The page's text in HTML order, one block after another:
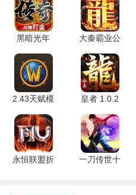
完成任务
主支线任务：
游戏中的主线和
径。玩家跟随剧情推进完成
励，虽然单次奖励可能不多，
日常任务：角色等级达到 30 级
常任务。日常任务分为荣誉
种类，完成不同类型的日常任
外，还可得到元宝等不同的任
黑暗光年
0.1折平台
1.1.7 最新
版
大秦霸业公
益服 1.0.2
手机版
2.43天赋模
拟器 1.0 安
卓版
皇者 1.0.2
官方版
永恒联盟折
一刀传世十